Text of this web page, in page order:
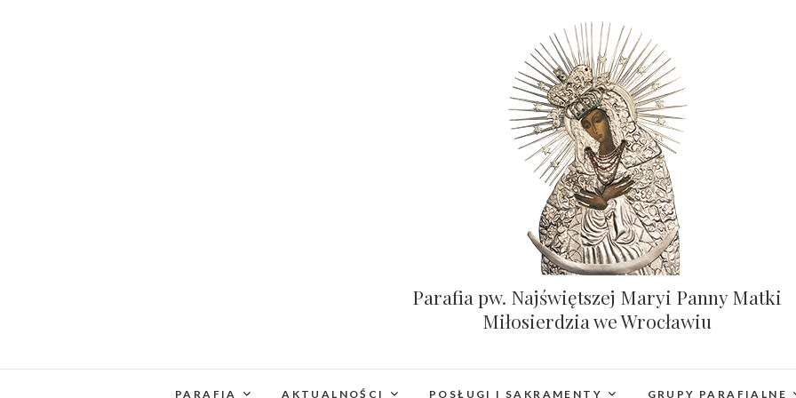
Parafia pw. Najświętszej Maryi Panny Matki
Miłosierdzia we Wrocławiu
PARAFIA AKTUALNOŚCI POSŁUGI I SAKRAMENTY GRUPY PARAFIALNE